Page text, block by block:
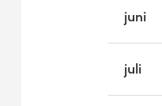
juni
juli